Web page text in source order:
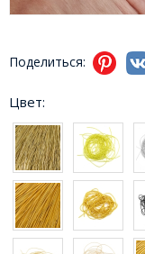
Поделиться:
Цвет: